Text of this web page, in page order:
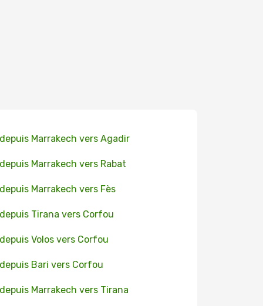
Marrakech vers Agadir
Marrakech vers Rabat
Marrakech vers Fès
Tirana vers Corfou
Volos vers Corfou
Bari vers Corfou
Marrakech vers Tirana